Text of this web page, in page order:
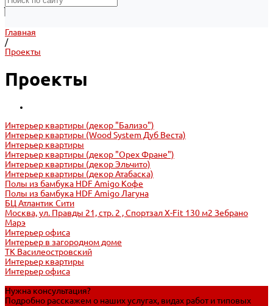
Главная
/
Проекты
Проекты
Интерьер квартиры (декор "Бализо")
Интерьер квартиры (Wood System Дуб Веста)
Интерьер квартиры
Интерьер квартиры (декор "Орех Фране")
Интерьер квартиры (декор Эльчито)
Интерьер квартиры (декор Атабаска)
Полы из бамбука HDF Amigo Кофе
Полы из бамбука HDF Amigo Лагуна
БЦ Атлантик Сити
Москва, ул. Правды 21, стр. 2 , Спортзал X-Fit 130 м2 Зебрано
Марэ
Интерьер офиса
Интерьер в загородном доме
ТК Василеостровский
Интерьер квартиры
Интерьер офиса
Нужна консультация?
Подробно расскажем о наших услугах, видах работ и типовых